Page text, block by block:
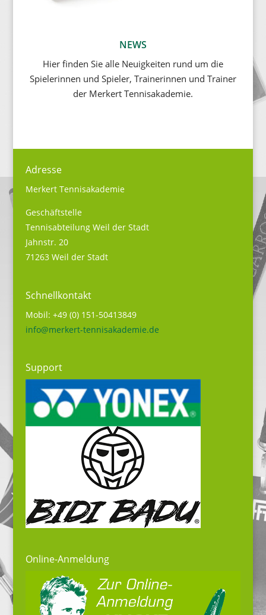
NEWS
Hier finden Sie alle Neuigkeiten rund um die
Spielerinnen und Spieler, Trainerinnen und Trainer
der Merkert Tennisakademie.
Adresse
Merkert Tennisakademie
Geschäftstelle
Tennisabteilung Weil der Stadt
Jahnstr. 20
71263 Weil der Stadt
Schnellkontakt
Mobil: +49 (0) 151-50413849
info@merkert-tennisakademie.de
Support
Online-Anmeldung